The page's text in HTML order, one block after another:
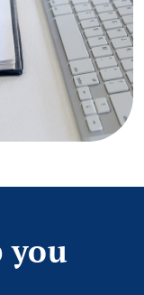
you